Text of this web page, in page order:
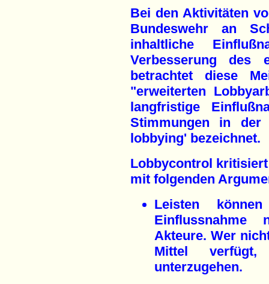
Bei den Aktivitäten
Bundeswehr an
inhaltliche
Verbesserung des
betrachtet diese
"erweiterten
langfristige
Stimmungen in der
lobbying' bezeichnet.
Lobbycontrol
mit folgenden
Leisten
Einflussnahme
Akteure. Wer
Mittel
unterzugehen.